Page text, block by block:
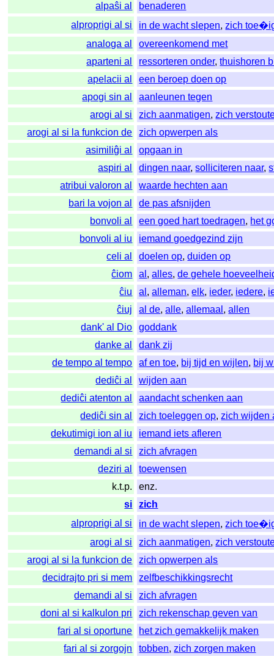
alpaŝi al
benaderen
alproprigi al si
in de wacht slepen,zich
analoga al
overeenkomend met
aparteni al
ressorteren onder,thuishoren
apelacii al
een beroep doen op
apogi sin al
aanleunen tegen
arogi al si
zich aanmatigen,zich
arogi al si la funkcion de
zich opwerpen als
asimiliĝi al
opgaan in
aspiri al
dingen naar,solliciteren naar,
atribui valoron al
waarde hechten aan
bari la vojon al
de pas afsnijden
bonvoli al
een goed hart toedragen, het
bonvoli al iu
iemand goedgezind zijn
celi al
doelen op,duiden op
ĉiom
al ,alles,de gehele
ĉiu
al ,alleman,elk, ieder, iedere,
ĉiuj
al de,alle,allemaal ,allen
dank' al Dio
goddank
danke al
dank zij
de tempo al tempo
af en toe, bij tijd en wijlen, bij
dediĉi al
wijden aan
dediĉi atenton al
aandacht schenken aan
dediĉi sin al
zich toeleggen op,zich wijden
dekutimigi ion al iu
iemand iets afleren
demandi al si
zich afvragen
deziri al
toewensen
k.t.p.
enz.
si
zich
alproprigi al si
in de wacht slepen,zich
arogi al si
zich aanmatigen,zich
arogi al si la funkcion de
zich opwerpen als
decidrajto pri si mem
zelfbeschikkingsrecht
demandi al si
zich afvragen
doni al si kalkulon pri
zich rekenschap geven van
fari al si oportune
het zich gemakkelijk maken
fari al si zorgojn
tobben,zich zorgen maken